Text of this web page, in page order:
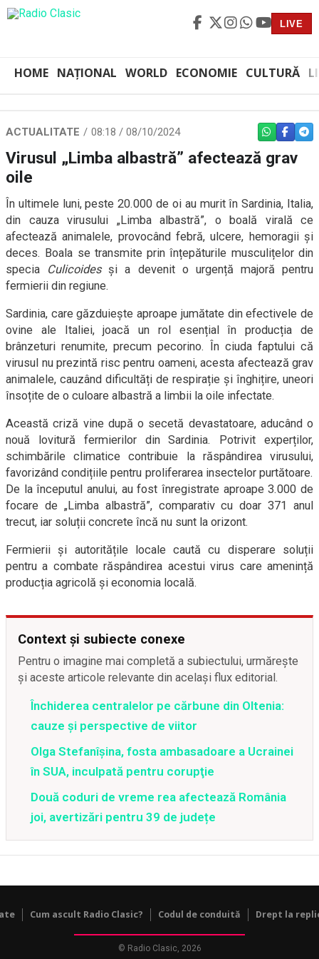
LIVE
HOME NAȚIONAL WORLD ECONOMIE CULTURĂ
ACTUALITATE 08:18 / 08/10/2024 WHATSAPP
Virusul „Limba albastră” afectează grav
oile
În ultimele luni, peste 20.000 de oi au murit în Sardinia, Italia,
din cauza virusului „Limba albastră”, o boală virală ce
afectează animalele, provocând febră, ulcere, hemoragii și
deces. Boala se transmite prin înțepăturile musculițelor din
specia Culicoidesși a devenit o urgență majoră pentru
fermierii din regiune.
Sardinia, care găzduiește aproape jumătate din efectivele de
ovine ale Italiei, joacă un rol esențial în producția de
brânzeturi renumite, precum pecorino. În ciuda faptului că
virusul nu prezintă risc pentru oameni, acesta afectează grav
animalele, cauzând dificultăți de respirație și înghițire, uneori
însoțite de o culoare albastră a limbii la oile infectate.
Această criză vine după o secetă devastatoare, aducând o
nouă lovitură fermierilor din Sardinia. Potrivit experților,
schimbările climatice contribuie la răspândirea virusului,
favorizând condițiile pentru proliferarea insectelor purtătoare.
De la începutul anului, au fost înregistrate aproape 3.000 de
focare de „Limba albastră”, comparativ cu doar 371 anul
trecut, iar soluții concrete încă nu sunt la orizont.
Fermierii și autoritățile locale caută cu disperare soluții
pentru a combate răspândirea acestui virus care amenință
producția agricolă și economia locală.
Context și subiecte conexe
Pentru o imagine mai completă a subiectului, urmărește
și aceste articole relevante din același flux editorial.
Închiderea centralelor pe cărbune din Oltenia:
cauze și perspective de viitor
Olga Stefanîşina, fosta ambasadoare a Ucrainei
în SUA, inculpată pentru corupţie
Două coduri de vreme rea afectează România
joi, avertizări pentru 39 de județe
Cum ascult Radio Clasic? Codul de conduită Drept la
© Radio Clasic, 2026